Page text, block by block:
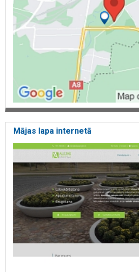
Mājas lapa internetā